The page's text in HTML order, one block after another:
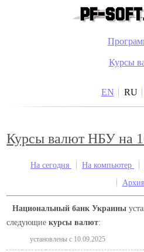
Курсы
EN RU
Курсы валют НБУ на
На сегодня На компьютер
Архив
Национальный банк Украины
следующиекурсы валют:
установлены c 10.09.2025